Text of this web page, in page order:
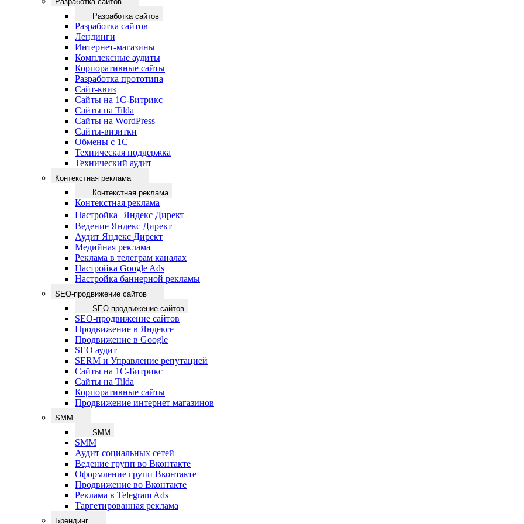
Разработка сайтов
Разработка сайтов
Лендинги
Интернет-магазины
Комплексные аудиты
Корпоративные сайты
Разработка прототипа
Сайт-квиз
Сайты на 1С-Битрикс
Сайты на Tilda
Сайты на WordPress
Сайты-визитки
Обмены с 1С
Техническая поддержка
Технический аудит
Контекстная реклама
Контекстная реклама
Контекстная реклама
Настройка Яндекс Директ
Ведение Яндекс Директ
Аудит Яндекс Директ
Медийная реклама
Реклама в телеграм каналах
Настройка Google Ads
Настройка баннерной рекламы
SEO-продвижение сайтов
SEO-продвижение сайтов
SEO-продвижение сайтов
Продвижение в Яндексе
Продвижение в Google
SEO аудит
SERM и Управление репутацией
Сайты на 1С-Битрикс
Сайты на Tilda
Корпоративные сайты
Продвижение интернет магазинов
SMM
SMM
SMM
Аудит социальных сетей
Ведение групп во Вконтакте
Оформление групп Вконтакте
Продвижение во Вконтакте
Реклама в Telegram Ads
Таргетированная реклама
Брендинг